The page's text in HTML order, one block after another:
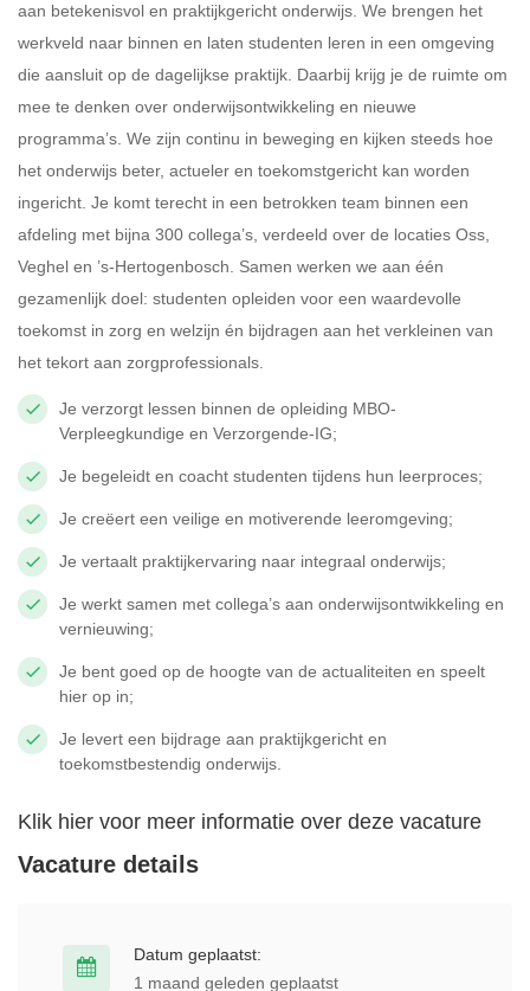
aan betekenisvol en praktijkgericht onderwijs. We brengen het
werkveld naar binnen en laten studenten leren in een omgeving
die aansluit op de dagelijkse praktijk. Daarbij krijg je de ruimte om
mee te denken over onderwijsontwikkeling en nieuwe
programma’s. We zijn continu in beweging en kijken steeds hoe
het onderwijs beter, actueler en toekomstgericht kan worden
ingericht. Je komt terecht in een betrokken team binnen een
afdeling met bijna 300 collega’s, verdeeld over de locaties Oss,
Veghel en ’s-Hertogenbosch. Samen werken we aan één
gezamenlijk doel: studenten opleiden voor een waardevolle
toekomst in zorg en welzijn én bijdragen aan het verkleinen van
het tekort aan zorgprofessionals.
Je verzorgt lessen binnen de opleiding MBO-
Verpleegkundige en Verzorgende-IG;
Je begeleidt en coacht studenten tijdens hun leerproces;
Je creëert een veilige en motiverende leeromgeving;
Je vertaalt praktijkervaring naar integraal onderwijs;
Je werkt samen met collega’s aan onderwijsontwikkeling en
vernieuwing;
Je bent goed op de hoogte van de actualiteiten en speelt
hier op in;
Je levert een bijdrage aan praktijkgericht en
toekomstbestendig onderwijs.
Klik hier voor meer informatie over deze vacature
Vacature details
Datum geplaatst:
1 maand geleden geplaatst